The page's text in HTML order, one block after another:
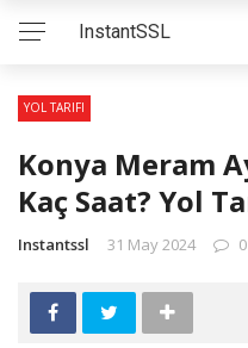
InstantSSL
YOL TARIFI
Konya Meram
Kaç Saat? Yol
Instantssl 31 May 2024 0